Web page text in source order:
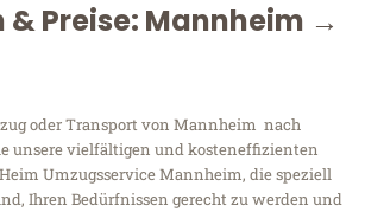
& Preise: Mannheim →
oder Transport von Mannheim nach
unsere vielfältigen und kosteneffizienten
Umzugsservice Mannheim, die speziell
Ihren Bedürfnissen gerecht zu werden und